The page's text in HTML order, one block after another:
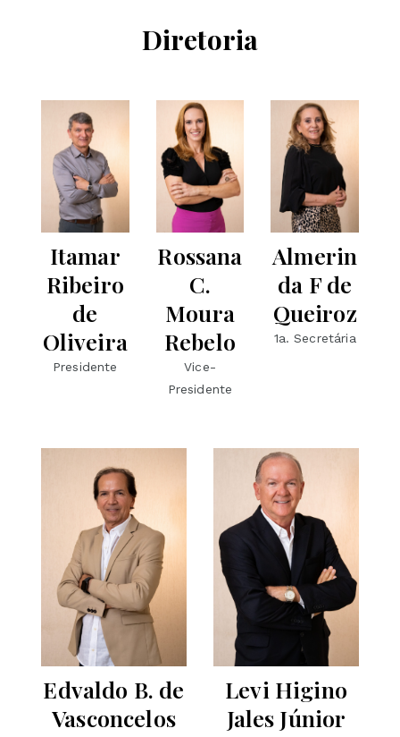
Diretoria
Itamar
Ribeiro
de
Oliveira
Presidente
Rossana
C.
Moura
Rebelo
Vice-
Presidente
Almerin
da F de
Queiroz
1a. Secretária
Edvaldo B. de
Vasconcelos
Levi Higino
Jales Júnior